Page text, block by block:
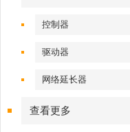
控制器
驱动器
网络延长器
查看更多